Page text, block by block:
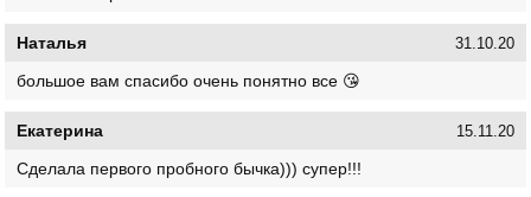
Наталья 31.10.20
большое вам спасибо очень понятно все 😘
Екатерина 15.11.20
Сделала первого пробного бычка))) супер!!!